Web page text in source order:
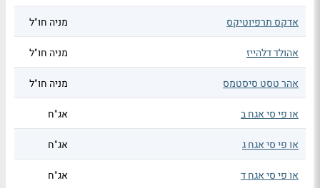
אדקס תרפיוטיקס מניה חו"ל
אהולד דלהייז מניה חו"ל
אהר טסט סיסטמס מניה חו"ל
או פי סי אגח ב אג"ח
או פי סי אגח ג אג"ח
או פי סי אגח ד אג"ח